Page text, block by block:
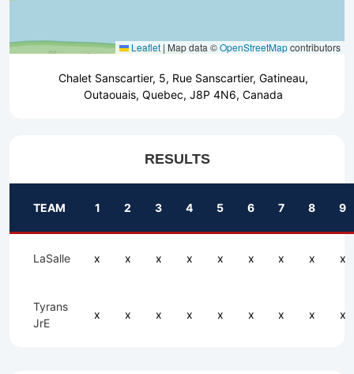
Leaflet | Map data ©OpenStreetMapcontributors
Chalet Sanscartier, 5, Rue Sanscartier, Gatineau,
Outaouais, Quebec, J8P 4N6, Canada
RESULTS
TEAM 1 2 3 4 5 6 7 8 9
LaSalle x x x x x x x x x
Tyrans
JrE
x x x x x x x x x